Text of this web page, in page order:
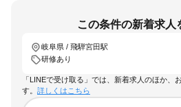
この条件の新着求人
岐阜県 / 飛騨宮田駅
研修あり
「LINEで受け取る」では、新着求人のほか、
す。 詳しくはこちら